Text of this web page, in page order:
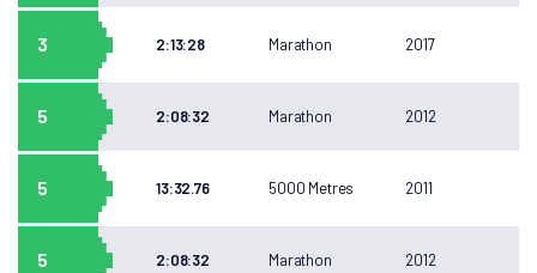
3 2:13:28 Marathon 2017
5 2:08:32 Marathon 2012
5 13:32.76 5000 Metres 2011
5 2:08:32 Marathon 2012